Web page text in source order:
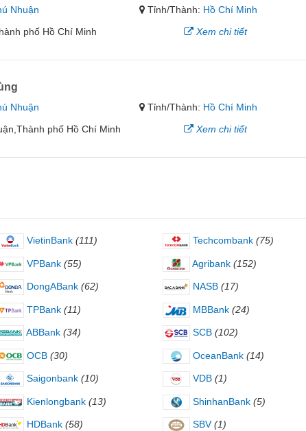
Nhuận Tỉnh/Thành: Hồ Chí Minh
phố Hồ Chí Minh
Xem chi tiết
Nhuận Tỉnh/Thành: Hồ Chí Minh
phố Hồ Chí Minh
Xem chi tiết
VietinBank (111) Techcombank (75)
VPBank (55) Agribank (152)
DongABank (62) NASB (17)
TPBank (11) MBBank (24)
ABBank (34) SCB (102)
OCB (30) OceanBank (14)
Saigonbank (10) VDB (1)
Kienlongbank (13) ShinhanBank (5)
HDBank (58) SBV (1)